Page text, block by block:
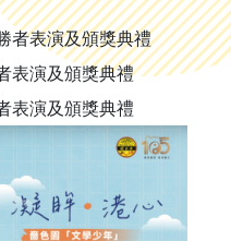
者表演及頒獎典禮
表演及頒獎典禮
表演及頒獎典禮